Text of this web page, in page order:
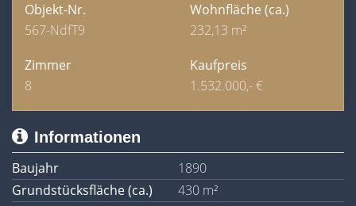
Objekt-Nr.
567-NdfT9
Wohnfläche (ca.)
232,13 m²
Zimmer
8
Kaufpreis
1.532.000,- €
Informationen
Baujahr
1890
Grundstücksfläche (ca.)
430 m²